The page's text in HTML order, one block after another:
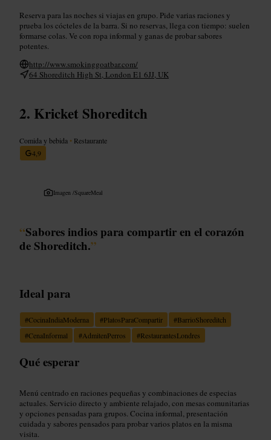
Reserva para las noches si viajas en grupo. Pide varias raciones y
prueba los cócteles de la barra. Si no reservas, llega con tiempo: suelen
formarse colas. Ve con ropa informal y ganas de probar sabores
potentes.
http://www.smokinggoatbar.com/
64 Shoreditch High St, London E1 6JJ, UK
Kricket Shoreditch
Comida y bebida • Restaurante
4,9
Imagen /SquareMeal
“Sabores indios para compartir en el corazón
de Shoreditch.”
Ideal para
#CocinaIndiaModerna #PlatosParaCompartir #BarrioShoreditch
#CenaInformal #AdmitenPerros #RestaurantesLondres
Qué esperar
Menú centrado en raciones pequeñas y combinaciones de especias
actuales. Servicio directo y ambiente relajado, con mesas comunitarias
y opciones pensadas para grupos. Cocina informal, presentación
cuidada y sabores pensados para probar varios platos en la misma
visita.